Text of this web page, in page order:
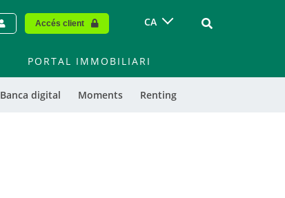
Accés client CA Vinculo -
Banca digital Moments Renting
PORTAL IMMOBILIARI